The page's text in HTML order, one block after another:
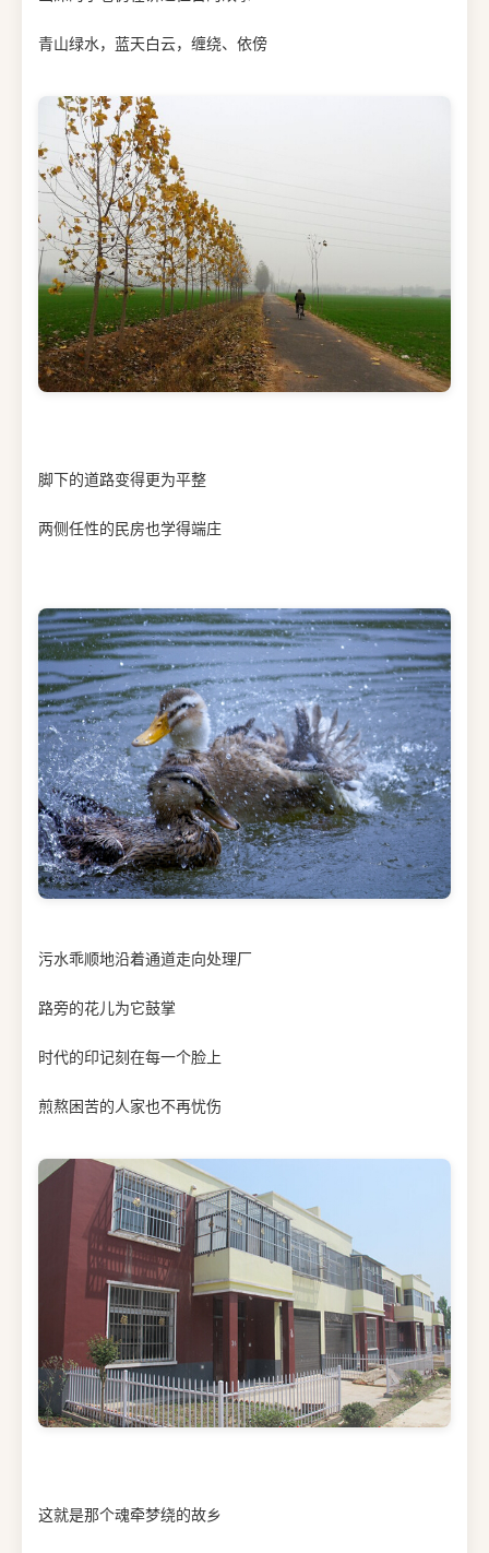
青山绿水，蓝天白云，缠绕、依傍
脚下的道路变得更为平整
两侧任性的民房也学得端庄
污水乖顺地沿着通道走向处理厂
路旁的花儿为它鼓掌
时代的印记刻在每一个脸上
煎熬困苦的人家也不再忧伤
这就是那个魂牵梦绕的故乡